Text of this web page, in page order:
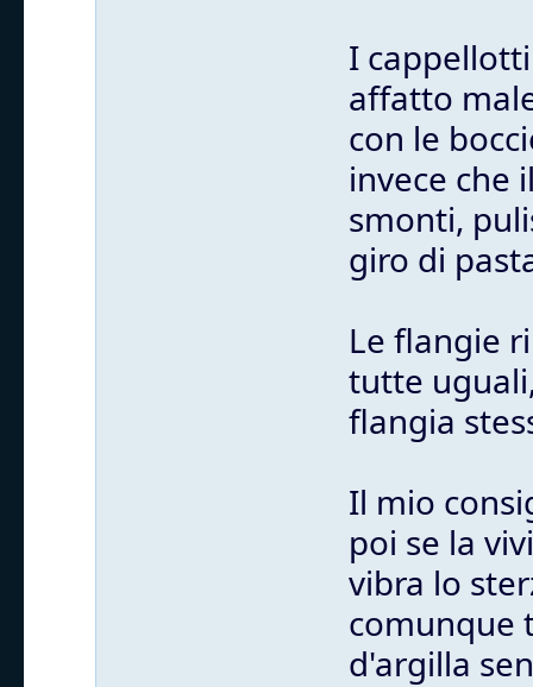
I
affatto
con le
invece che
smonti,
giro di
Le flangie
tutte
flangia
Il mio
poi se la
vibra lo
comunque
d'argilla